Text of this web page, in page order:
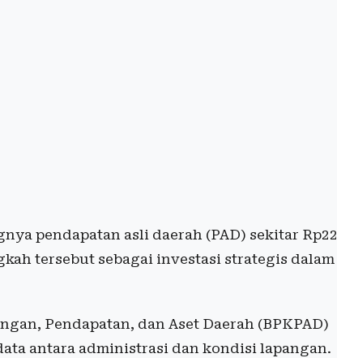
pendapatan asli daerah (PAD) sekitar Rp22
tersebut sebagai investasi strategis dalam
Pendapatan, dan Aset Daerah (BPKPAD)
antara administrasi dan kondisi lapangan.